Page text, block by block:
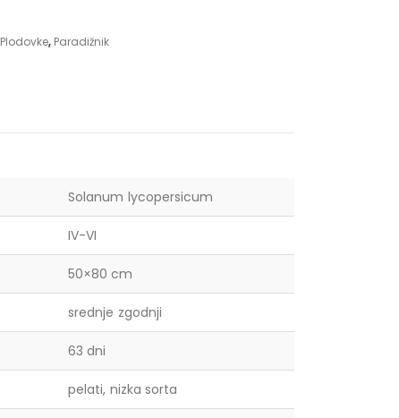
Plodovke, Paradižnik
Solanum lycopersicum
IV-VI
50×80 cm
srednje zgodnji
63 dni
pelati, nizka sorta